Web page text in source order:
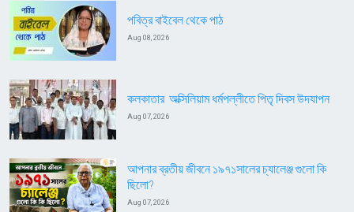
পবিত্র বাইবেল থেকে পাঠ
Aug 08, 2026
কলকাতার অক্সিলিয়াম ধর্মপল্লীতে পিতৃ দিবস উদযাপন
Aug 07, 2026
আপনার ব্রতীয় জীবনে ১৯৭১সালের চ্যালেঞ্জ গুলো কি
ছিলো?
Aug 07, 2026